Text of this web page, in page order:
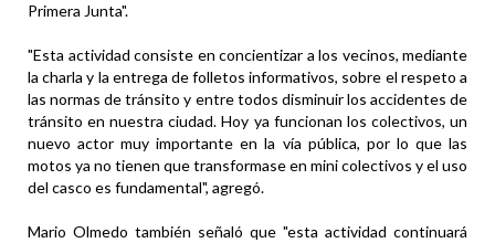
Primera Junta".
"Esta actividad consiste en concientizar a los vecinos, mediante
la charla y la entrega de folletos informativos, sobre el respeto a
las normas de tránsito y entre todos disminuir los accidentes de
tránsito en nuestra ciudad. Hoy ya funcionan los colectivos, un
nuevo actor muy importante en la vía pública, por lo que las
motos ya no tienen que transformase en mini colectivos y el uso
del casco es fundamental", agregó.
Mario Olmedo también señaló que "esta actividad continuará